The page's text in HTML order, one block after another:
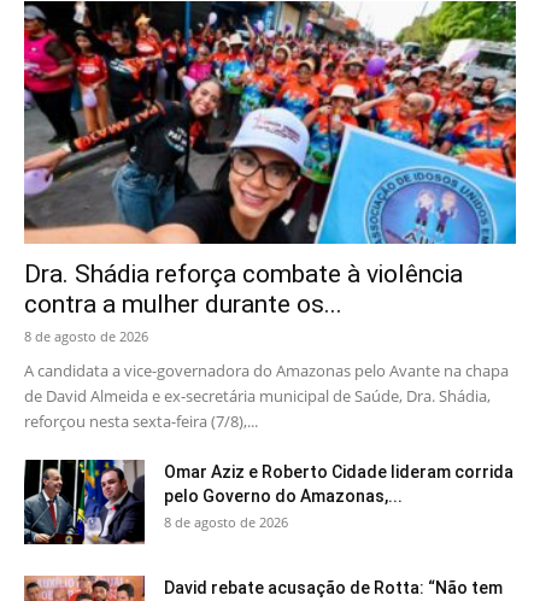
Dra. Shádia reforça combate à violência
contra a mulher durante os...
8 de agosto de 2026
A candidata a vice-governadora do Amazonas pelo Avante na chapa
de David Almeida e ex-secretária municipal de Saúde, Dra. Shádia,
reforçou nesta sexta-feira (7/8),...
Omar Aziz e Roberto Cidade lideram corrida
pelo Governo do Amazonas,...
8 de agosto de 2026
David rebate acusação de Rotta: “Não tem